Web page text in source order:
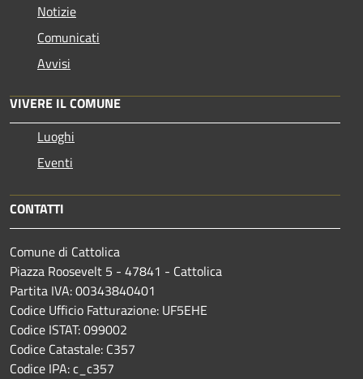
Notizie
Comunicati
Avvisi
VIVERE IL COMUNE
Luoghi
Eventi
CONTATTI
Comune di Cattolica
Piazza Roosevelt 5 - 47841 - Cattolica
Partita IVA: 00343840401
Codice Ufficio Fatturazione: UF5EHE
Codice ISTAT: 099002
Codice Catastale: C357
Codice IPA: c_c357